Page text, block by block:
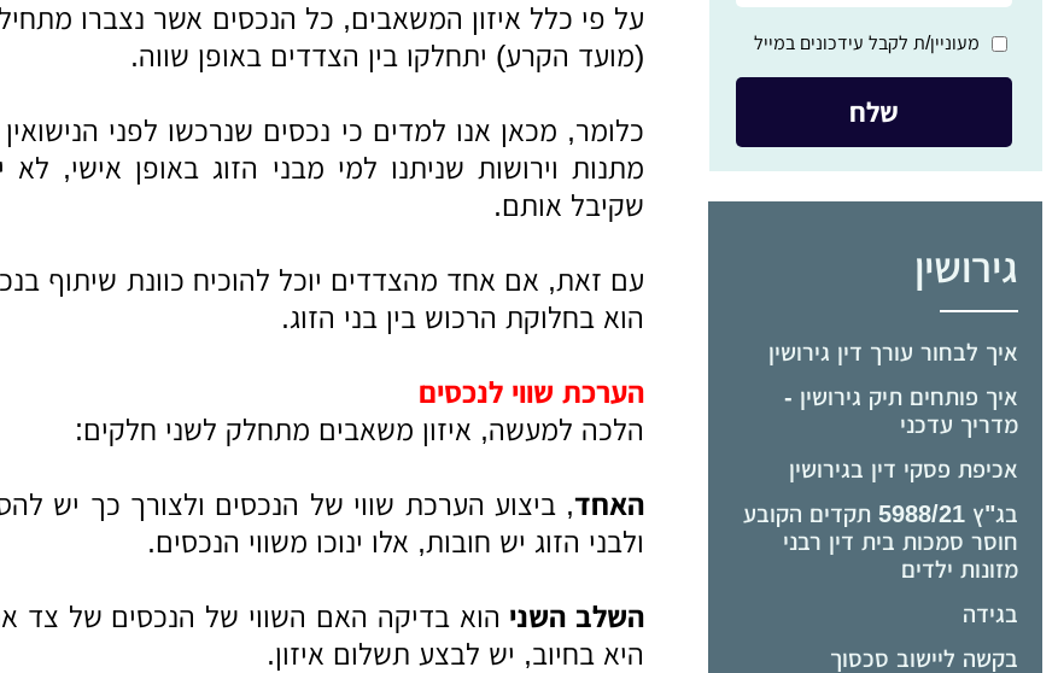
מעוניין/ת לקבל עידכונים במייל
גירושין
איך לבחור עורך דין גירושין
איך פותחים תיק גירושין -
מדריך עדכני
אכיפת פסקי דין בגירושין
בג"ץ 5988/21 תקדים הקובע
חוסר סמכות בית דין רבני
מזונות ילדים
בגידה
בקשה ליישוב סכסוך
על פי כלל איזון המשאבים, כל הנכסים אשר נצברו
(מועד הקרע) יתחלקו בין הצדדים באופן שווה.
כלומר, מכאן אנו למדים כי נכסים שנרכשו לפני
מתנות וירושות שניתנו למי מבני הזוג באופן אישי,
שקיבל אותם.
עם זאת, אם אחד מהצדדים יוכל להוכיח כוונת שיתוף
הוא בחלוקת הרכוש בין בני הזוג.
הערכת שווי לנכסים
הלכה למעשה, איזון משאבים מתחלק לשני חלקים:
האחד, ביצוע הערכת שווי של הנכסים ולצורך כך יש
ולבני הזוג יש חובות, אלו ינוכו משווי הנכסים.
השלב השני הוא בדיקה האם השווי של הנכסים של
היא בחיוב, יש לבצע תשלום איזון.